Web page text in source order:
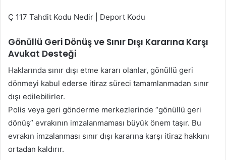
Ç 117 Tahdit Kodu Nedir | Deport Kodu
Gönüllü Geri Dönüş ve Sınır Dışı Kararına Karşı
Avukat Desteği
Haklarında sınır dışı etme kararı olanlar, gönüllü geri
dönmeyi kabul ederse itiraz süreci tamamlanmadan sınır
dışı edilebilirler.
Polis veya geri gönderme merkezlerinde “gönüllü geri
dönüş” evrakının imzalanmaması büyük önem taşır. Bu
evrakın imzalanması sınır dışı kararına karşı itiraz hakkını
ortadan kaldırır.